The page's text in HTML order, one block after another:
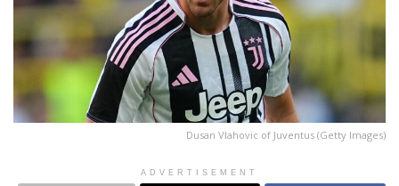
Dusan Vlahovic of Juventus (Getty Images)
ADVERTISEMENT